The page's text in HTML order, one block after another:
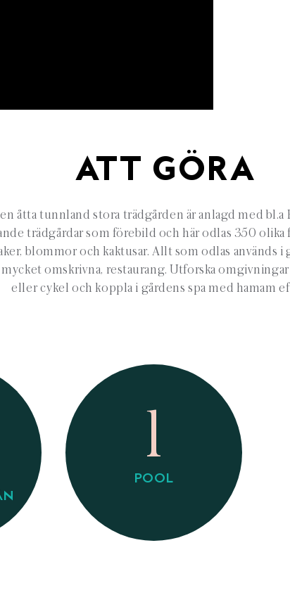
ATT GÖRA
åtta tunnland stora trädgården är anlagd med bl.a
trädgårdar som förebild och här odlas 350 olika
blommor och kaktusar. Allt som odlas används i
omskrivna, restaurang. Utforska
eller cykel och koppla i gårdens spa med hamam
1
POOL